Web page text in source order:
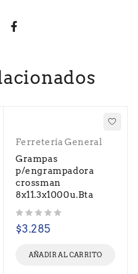
Ferretería General
Grampas
p/engrampadora
crossman
8x11.3x1000u.Bta
$3.285
AÑADIR AL CARRITO